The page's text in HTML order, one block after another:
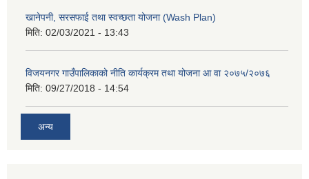
खानेपनी, सरसफाई तथा स्वच्छता योजना (Wash Plan)
मिति: 02/03/2021 - 13:43
विजयनगर गाउँपालिकाको नीति कार्यक्रम तथा योजना आ वा २०७५/२०७६
मिति: 09/27/2018 - 14:54
अन्य